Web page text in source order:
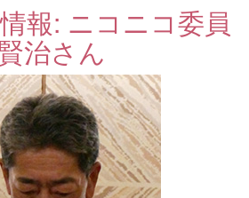
報: ニコニコ委員
さん